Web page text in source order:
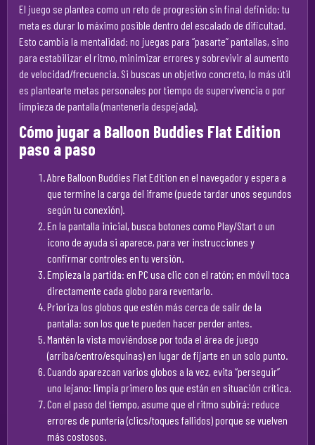
El juego se plantea como un reto de progresión sin final definido: tu
meta es durar lo máximo posible dentro del escalado de dificultad.
Esto cambia la mentalidad: no juegas para “pasarte” pantallas, sino
para estabilizar el ritmo, minimizar errores y sobrevivir al aumento
de velocidad/frecuencia. Si buscas un objetivo concreto, lo más útil
es plantearte metas personales por tiempo de supervivencia o por
limpieza de pantalla (mantenerla despejada).
Cómo jugar a Balloon Buddies Flat Edition
paso a paso
Abre Balloon Buddies Flat Edition en el navegador y espera a
que termine la carga del iframe (puede tardar unos segundos
según tu conexión).
En la pantalla inicial, busca botones como Play/Start o un
icono de ayuda si aparece, para ver instrucciones y
confirmar controles en tu versión.
Empieza la partida: en PC usa clic con el ratón; en móvil toca
directamente cada globo para reventarlo.
Prioriza los globos que estén más cerca de salir de la
pantalla: son los que te pueden hacer perder antes.
Mantén la vista moviéndose por toda el área de juego
(arriba/centro/esquinas) en lugar de fijarte en un solo punto.
Cuando aparezcan varios globos a la vez, evita “perseguir”
uno lejano: limpia primero los que están en situación crítica.
Con el paso del tiempo, asume que el ritmo subirá: reduce
errores de puntería (clics/toques fallidos) porque se vuelven
más costosos.